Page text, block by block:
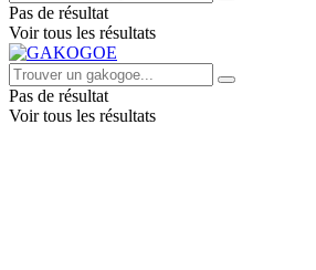
Pas de résultat
Voir tous les résultats
Pas de résultat
Voir tous les résultats